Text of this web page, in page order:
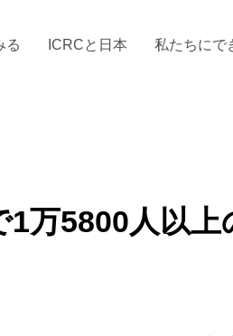
る ICRCと日本 私たちにで
1万5800人以